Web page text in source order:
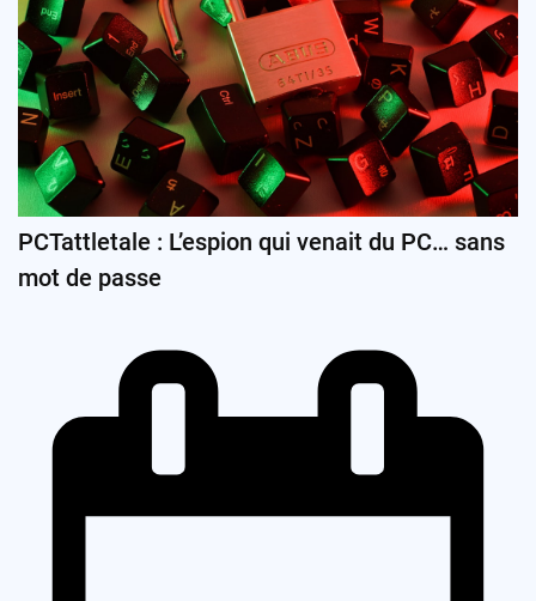
PCTattletale : L’espion qui venait du PC… sans
mot de passe